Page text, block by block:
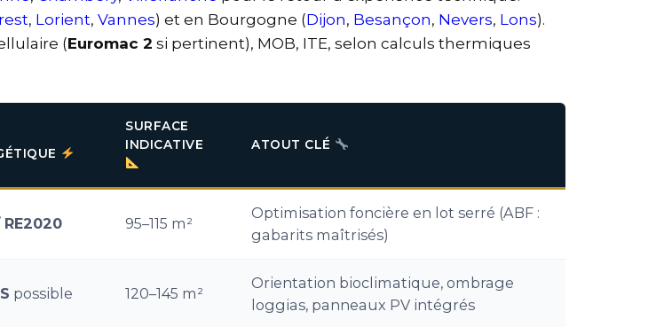
, Lorient,Vannes) et en Bourgogne (Dijon, Besançon, Nevers, Lons).
(Euromac 2 si pertinent), MOB, ITE, selon calculs thermiques
SURFACE
INDICATIVE
ATOUT CLÉ
RE2020 95–115 m²
Optimisation foncière en lot serré (ABF :
gabarits maîtrisés)
possible 120–145 m²
Orientation bioclimatique, ombrage
loggias, panneaux PV intégrés